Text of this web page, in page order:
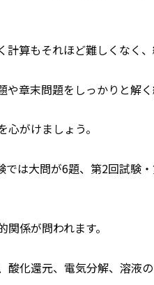
算もそれほど難しくなく、
章末問題をしっかりと解く
がけましょう。
は大問が6題、第2回試験
係が問われます。
化還元、電気分解、溶液